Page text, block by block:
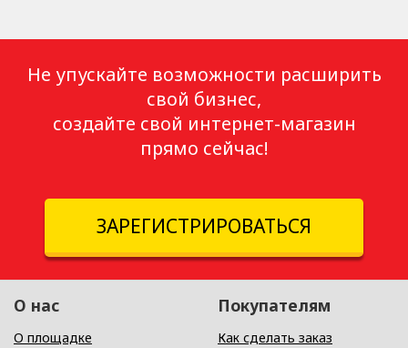
Не упускайте возможности расширить
свой бизнес,
создайте свой интернет-магазин
прямо сейчас!
ЗАРЕГИСТРИРОВАТЬСЯ
О нас
О площадке
Покупателям
Как сделать заказ